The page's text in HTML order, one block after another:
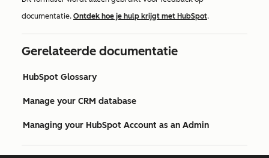
documentatie. Ontdek hoe je hulp krijgt met HubSpot.
Gerelateerde documentatie
HubSpot Glossary
Manage your CRM database
Managing your HubSpot Account as an Admin